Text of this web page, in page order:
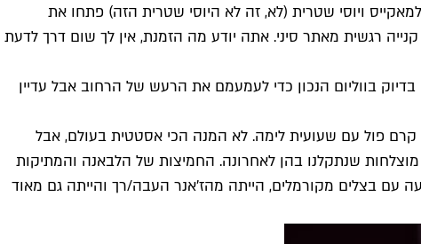
ויוסי שטרית (לא, זה לא היוסי שטרית הזה) פתחו את
8 שנים? ולא שמנו לב? פתאום זה הרגיש כמו קנייה רגשית מאתר סיני. אתה יודע מה הזמנת, אין לך שום דרך לדעת
בווליום הנכון כדי לעמעמם את הרעש של הרחוב אבל עדיין
פול עם שעועית לימה. לא המנה הכי אסטטית בעולם, אבל
שנתקלנו בהן לאחרונה. החמיצות של הלבאנה והמתיקות
עם בצלים מקורמלים, הייתה מהז'אנר העבה/רך והייתה גם מאוד